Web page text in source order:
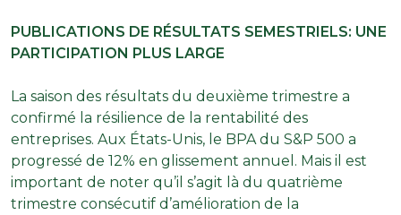
PUBLICATIONS DE RÉSULTATS SEMESTRIELS: UNE
PARTICIPATION PLUS LARGE
La saison des résultats du deuxième trimestre a
confirmé la résilience de la rentabilité des
entreprises. Aux États-Unis, le BPA du S&P 500 a
progressé de 12% en glissement annuel. Mais il est
important de noter qu’il s’agit là du quatrième
trimestre consécutif d’amélioration de la